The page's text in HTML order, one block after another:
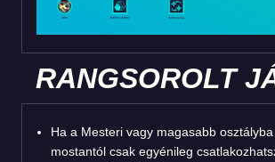
RANGSOROLT
Ha a Mesteri vagy magasabb osztályba
mostantól csak egyénileg